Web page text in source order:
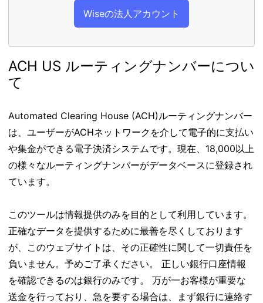
Wiseの法人アカウント
ACH US ルーティングナンバーについ
て
Automated Clearing House (ACH)ルーティングナンバー
は、ユーザーがACHネットワークを介して電子的に支払い
や集金ができる電子決済システムです。現在、18,000以上
の様々なルーティングナンバーがデータベースに登録され
ています。
このツールは情報提供のみを目的として利用しています。
正確なデータを提供するために最善を尽くしております
が、このウェブサイトは、その正確性に関して一切責任を
負いません。予めご了承ください。 正しい銀行口座情報
を確認できるのは銀行のみです。 万が一お客様が重要な
送金を行っており、急を要する場合は、まず銀行に連絡す